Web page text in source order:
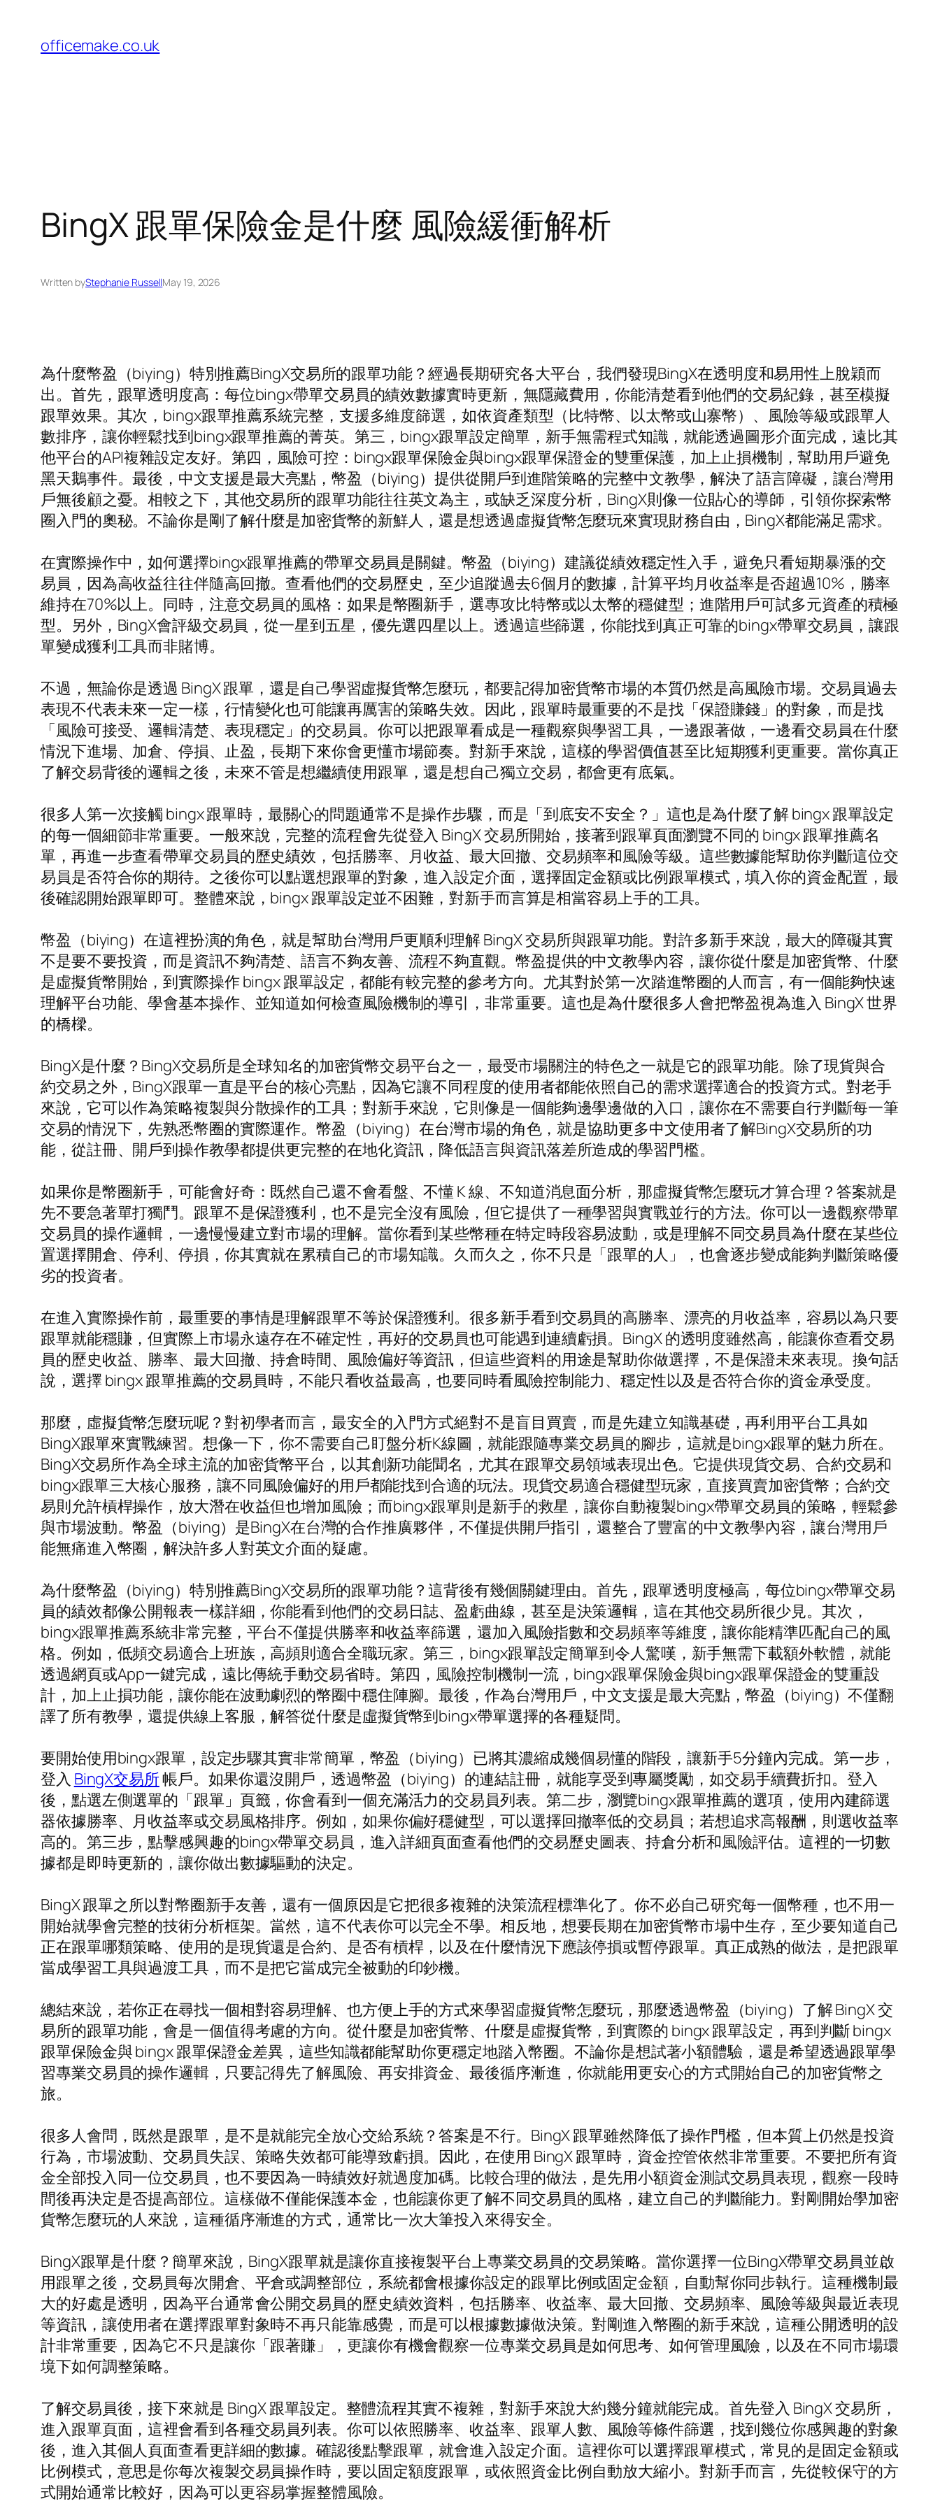
content
officemake.co.uk
BingX 跟單保險金是什麼 風險緩衝解析
Written byStephanie RussellMay 19, 2026
為什麼幣盈（biying）特別推薦BingX交易所的跟單功能？經過長期研究各大平台，我們發現BingX在透明度和易用性上脫穎而
出。首先，跟單透明度高：每位bingx帶單交易員的績效數據實時更新，無隱藏費用，你能清楚看到他們的交易紀錄，甚至模擬
跟單效果。其次，bingx跟單推薦系統完整，支援多維度篩選，如依資產類型（比特幣、以太幣或山寨幣）、風險等級或跟單人
數排序，讓你輕鬆找到bingx跟單推薦的菁英。第三，bingx跟單設定簡單，新手無需程式知識，就能透過圖形介面完成，遠比其
他平台的API複雜設定友好。第四，風險可控：bingx跟單保險金與bingx跟單保證金的雙重保護，加上止損機制，幫助用戶避免
黑天鵝事件。最後，中文支援是最大亮點，幣盈（biying）提供從開戶到進階策略的完整中文教學，解決了語言障礙，讓台灣用
戶無後顧之憂。相較之下，其他交易所的跟單功能往往英文為主，或缺乏深度分析，BingX則像一位貼心的導師，引領你探索幣
圈入門的奧秘。不論你是剛了解什麼是加密貨幣的新鮮人，還是想透過虛擬貨幣怎麼玩來實現財務自由，BingX都能滿足需求。
在實際操作中，如何選擇bingx跟單推薦的帶單交易員是關鍵。幣盈（biying）建議從績效穩定性入手，避免只看短期暴漲的交
易員，因為高收益往往伴隨高回撤。查看他們的交易歷史，至少追蹤過去6個月的數據，計算平均月收益率是否超過10%，勝率
維持在70%以上。同時，注意交易員的風格：如果是幣圈新手，選專攻比特幣或以太幣的穩健型；進階用戶可試多元資產的積極
型。另外，BingX會評級交易員，從一星到五星，優先選四星以上。透過這些篩選，你能找到真正可靠的bingx帶單交易員，讓跟
單變成獲利工具而非賭博。
不過，無論你是透過 BingX 跟單，還是自己學習虛擬貨幣怎麼玩，都要記得加密貨幣市場的本質仍然是高風險市場。交易員過去
表現不代表未來一定一樣，行情變化也可能讓再厲害的策略失效。因此，跟單時最重要的不是找「保證賺錢」的對象，而是找
「風險可接受、邏輯清楚、表現穩定」的交易員。你可以把跟單看成是一種觀察與學習工具，一邊跟著做，一邊看交易員在什麼
情況下進場、加倉、停損、止盈，長期下來你會更懂市場節奏。對新手來說，這樣的學習價值甚至比短期獲利更重要。當你真正
了解交易背後的邏輯之後，未來不管是想繼續使用跟單，還是想自己獨立交易，都會更有底氣。
很多人第一次接觸 bingx 跟單時，最關心的問題通常不是操作步驟，而是「到底安不安全？」這也是為什麼了解 bingx 跟單設定
的每一個細節非常重要。一般來說，完整的流程會先從登入 BingX 交易所開始，接著到跟單頁面瀏覽不同的 bingx 跟單推薦名
單，再進一步查看帶單交易員的歷史績效，包括勝率、月收益、最大回撤、交易頻率和風險等級。這些數據能幫助你判斷這位交
易員是否符合你的期待。之後你可以點選想跟單的對象，進入設定介面，選擇固定金額或比例跟單模式，填入你的資金配置，最
後確認開始跟單即可。整體來說，bingx 跟單設定並不困難，對新手而言算是相當容易上手的工具。
幣盈（biying）在這裡扮演的角色，就是幫助台灣用戶更順利理解 BingX 交易所與跟單功能。對許多新手來說，最大的障礙其實
不是要不要投資，而是資訊不夠清楚、語言不夠友善、流程不夠直觀。幣盈提供的中文教學內容，讓你從什麼是加密貨幣、什麼
是虛擬貨幣開始，到實際操作 bingx 跟單設定，都能有較完整的參考方向。尤其對於第一次踏進幣圈的人而言，有一個能夠快速
理解平台功能、學會基本操作、並知道如何檢查風險機制的導引，非常重要。這也是為什麼很多人會把幣盈視為進入 BingX 世界
的橋樑。
BingX是什麼？BingX交易所是全球知名的加密貨幣交易平台之一，最受市場關注的特色之一就是它的跟單功能。除了現貨與合
約交易之外，BingX跟單一直是平台的核心亮點，因為它讓不同程度的使用者都能依照自己的需求選擇適合的投資方式。對老手
來說，它可以作為策略複製與分散操作的工具；對新手來說，它則像是一個能夠邊學邊做的入口，讓你在不需要自行判斷每一筆
交易的情況下，先熟悉幣圈的實際運作。幣盈（biying）在台灣市場的角色，就是協助更多中文使用者了解BingX交易所的功
能，從註冊、開戶到操作教學都提供更完整的在地化資訊，降低語言與資訊落差所造成的學習門檻。
如果你是幣圈新手，可能會好奇：既然自己還不會看盤、不懂 K 線、不知道消息面分析，那虛擬貨幣怎麼玩才算合理？答案就是
先不要急著單打獨鬥。跟單不是保證獲利，也不是完全沒有風險，但它提供了一種學習與實戰並行的方法。你可以一邊觀察帶單
交易員的操作邏輯，一邊慢慢建立對市場的理解。當你看到某些幣種在特定時段容易波動，或是理解不同交易員為什麼在某些位
置選擇開倉、停利、停損，你其實就在累積自己的市場知識。久而久之，你不只是「跟單的人」，也會逐步變成能夠判斷策略優
劣的投資者。
在進入實際操作前，最重要的事情是理解跟單不等於保證獲利。很多新手看到交易員的高勝率、漂亮的月收益率，容易以為只要
跟單就能穩賺，但實際上市場永遠存在不確定性，再好的交易員也可能遇到連續虧損。BingX 的透明度雖然高，能讓你查看交易
員的歷史收益、勝率、最大回撤、持倉時間、風險偏好等資訊，但這些資料的用途是幫助你做選擇，不是保證未來表現。換句話
說，選擇 bingx 跟單推薦的交易員時，不能只看收益最高，也要同時看風險控制能力、穩定性以及是否符合你的資金承受度。
那麼，虛擬貨幣怎麼玩呢？對初學者而言，最安全的入門方式絕對不是盲目買賣，而是先建立知識基礎，再利用平台工具如
BingX跟單來實戰練習。想像一下，你不需要自己盯盤分析K線圖，就能跟隨專業交易員的腳步，這就是bingx跟單的魅力所在。
BingX交易所作為全球主流的加密貨幣平台，以其創新功能聞名，尤其在跟單交易領域表現出色。它提供現貨交易、合約交易和
bingx跟單三大核心服務，讓不同風險偏好的用戶都能找到合適的玩法。現貨交易適合穩健型玩家，直接買賣加密貨幣；合約交
易則允許槓桿操作，放大潛在收益但也增加風險；而bingx跟單則是新手的救星，讓你自動複製bingx帶單交易員的策略，輕鬆參
與市場波動。幣盈（biying）是BingX在台灣的合作推廣夥伴，不僅提供開戶指引，還整合了豐富的中文教學內容，讓台灣用戶
能無痛進入幣圈，解決許多人對英文介面的疑慮。
為什麼幣盈（biying）特別推薦BingX交易所的跟單功能？這背後有幾個關鍵理由。首先，跟單透明度極高，每位bingx帶單交易
員的績效都像公開報表一樣詳細，你能看到他們的交易日誌、盈虧曲線，甚至是決策邏輯，這在其他交易所很少見。其次，
bingx跟單推薦系統非常完整，平台不僅提供勝率和收益率篩選，還加入風險指數和交易頻率等維度，讓你能精準匹配自己的風
格。例如，低頻交易適合上班族，高頻則適合全職玩家。第三，bingx跟單設定簡單到令人驚嘆，新手無需下載額外軟體，就能
透過網頁或App一鍵完成，遠比傳統手動交易省時。第四，風險控制機制一流，bingx跟單保險金與bingx跟單保證金的雙重設
計，加上止損功能，讓你能在波動劇烈的幣圈中穩住陣腳。最後，作為台灣用戶，中文支援是最大亮點，幣盈（biying）不僅翻
譯了所有教學，還提供線上客服，解答從什麼是虛擬貨幣到bingx帶單選擇的各種疑問。
要開始使用bingx跟單，設定步驟其實非常簡單，幣盈（biying）已將其濃縮成幾個易懂的階段，讓新手5分鐘內完成。第一步，
登入 BingX交易所帳戶。如果你還沒開戶，透過幣盈（biying）的連結註冊，就能享受到專屬獎勵，如交易手續費折扣。登入
後，點選左側選單的「跟單」頁籤，你會看到一個充滿活力的交易員列表。第二步，瀏覽bingx跟單推薦的選項，使用內建篩選
器依據勝率、月收益率或交易風格排序。例如，如果你偏好穩健型，可以選擇回撤率低的交易員；若想追求高報酬，則選收益率
高的。第三步，點擊感興趣的bingx帶單交易員，進入詳細頁面查看他們的交易歷史圖表、持倉分析和風險評估。這裡的一切數
據都是即時更新的，讓你做出數據驅動的決定。
BingX 跟單之所以對幣圈新手友善，還有一個原因是它把很多複雜的決策流程標準化了。你不必自己研究每一個幣種，也不用一
開始就學會完整的技術分析框架。當然，這不代表你可以完全不學。相反地，想要長期在加密貨幣市場中生存，至少要知道自己
正在跟單哪類策略、使用的是現貨還是合約、是否有槓桿，以及在什麼情況下應該停損或暫停跟單。真正成熟的做法，是把跟單
當成學習工具與過渡工具，而不是把它當成完全被動的印鈔機。
總結來說，若你正在尋找一個相對容易理解、也方便上手的方式來學習虛擬貨幣怎麼玩，那麼透過幣盈（biying）了解 BingX 交
易所的跟單功能，會是一個值得考慮的方向。從什麼是加密貨幣、什麼是虛擬貨幣，到實際的 bingx 跟單設定，再到判斷 bingx
跟單保險金與 bingx 跟單保證金差異，這些知識都能幫助你更穩定地踏入幣圈。不論你是想試著小額體驗，還是希望透過跟單學
習專業交易員的操作邏輯，只要記得先了解風險、再安排資金、最後循序漸進，你就能用更安心的方式開始自己的加密貨幣之
旅。
很多人會問，既然是跟單，是不是就能完全放心交給系統？答案是不行。BingX 跟單雖然降低了操作門檻，但本質上仍然是投資
行為，市場波動、交易員失誤、策略失效都可能導致虧損。因此，在使用 BingX 跟單時，資金控管依然非常重要。不要把所有資
金全部投入同一位交易員，也不要因為一時績效好就過度加碼。比較合理的做法，是先用小額資金測試交易員表現，觀察一段時
間後再決定是否提高部位。這樣做不僅能保護本金，也能讓你更了解不同交易員的風格，建立自己的判斷能力。對剛開始學加密
貨幣怎麼玩的人來說，這種循序漸進的方式，通常比一次大筆投入來得安全。
BingX跟單是什麼？簡單來說，BingX跟單就是讓你直接複製平台上專業交易員的交易策略。當你選擇一位BingX帶單交易員並啟
用跟單之後，交易員每次開倉、平倉或調整部位，系統都會根據你設定的跟單比例或固定金額，自動幫你同步執行。這種機制最
大的好處是透明，因為平台通常會公開交易員的歷史績效資料，包括勝率、收益率、最大回撤、交易頻率、風險等級與最近表現
等資訊，讓使用者在選擇跟單對象時不再只能靠感覺，而是可以根據數據做決策。對剛進入幣圈的新手來說，這種公開透明的設
計非常重要，因為它不只是讓你「跟著賺」，更讓你有機會觀察一位專業交易員是如何思考、如何管理風險，以及在不同市場環
境下如何調整策略。
了解交易員後，接下來就是 BingX 跟單設定。整體流程其實不複雜，對新手來說大約幾分鐘就能完成。首先登入 BingX 交易所，
進入跟單頁面，這裡會看到各種交易員列表。你可以依照勝率、收益率、跟單人數、風險等條件篩選，找到幾位你感興趣的對象
後，進入其個人頁面查看更詳細的數據。確認後點擊跟單，就會進入設定介面。這裡你可以選擇跟單模式，常見的是固定金額或
比例模式，意思是你每次複製交易員操作時，要以固定額度跟單，或依照資金比例自動放大縮小。對新手而言，先從較保守的方
式開始通常比較好，因為可以更容易掌握整體風險。